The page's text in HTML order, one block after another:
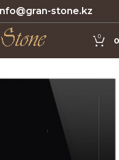
stone.kz
0 0